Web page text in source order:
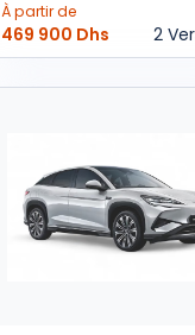
À partir de
469 900 Dhs 2